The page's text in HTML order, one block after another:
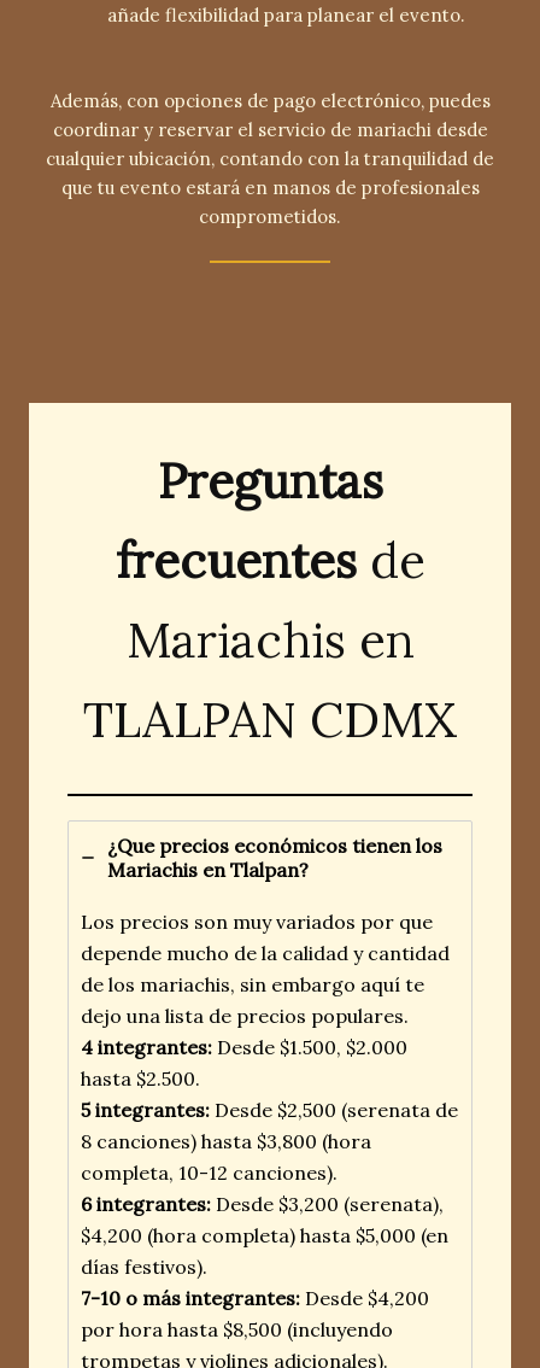
añade flexibilidad para planear el evento.
Además, con opciones de pago electrónico, puedes
coordinar y reservar el servicio de mariachi desde
cualquier ubicación, contando con la tranquilidad de
que tu evento estará en manos de profesionales
comprometidos.
Preguntas
frecuentesde
Mariachis en
TLALPAN CDMX
¿Que precios económicos tienen los
Mariachis en Tlalpan?
Los precios son muy variados por que
depende mucho de la calidad y cantidad
de los mariachis, sin embargo aquí te
dejo una lista de precios populares.
4 integrantes: Desde $1.500, $2.000
hasta $2.500.
5 integrantes: Desde $2,500 (serenata de
8 canciones) hasta $3,800 (hora
completa, 10-12 canciones).
6 integrantes: Desde $3,200 (serenata),
$4,200 (hora completa) hasta $5,000 (en
días festivos).
7-10 o más integrantes: Desde $4,200
por hora hasta $8,500 (incluyendo
trompetas y violines adicionales).